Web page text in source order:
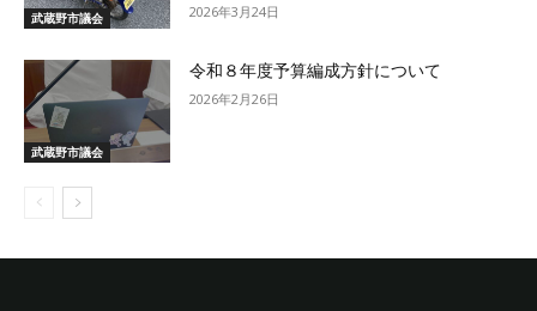
武蔵野市議会 2026年3月24日
武蔵野市議会
令和８年度予算編成方針について
2026年2月26日